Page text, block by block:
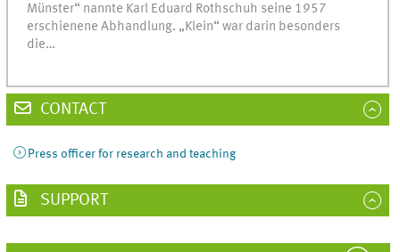
Münster“ nannte Karl Eduard Rothschuh seine 1957
erschienene Abhandlung. „Klein“ war darin besonders
die…
CONTACT
Press officer for research and teaching
SUPPORT